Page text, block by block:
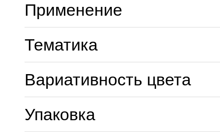
Применение
Тематика
Вариативность цвета
Упаковка